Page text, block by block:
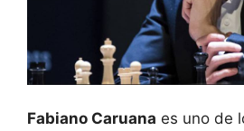
Fabiano Caruana es uno de